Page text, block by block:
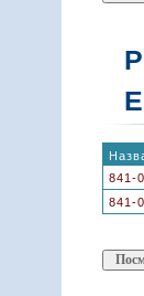
841-
841-